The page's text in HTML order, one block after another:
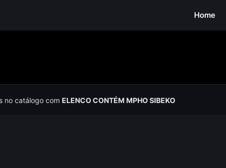
Home
no catálogo comELENCO CONTÉM MPHO SIBEKO